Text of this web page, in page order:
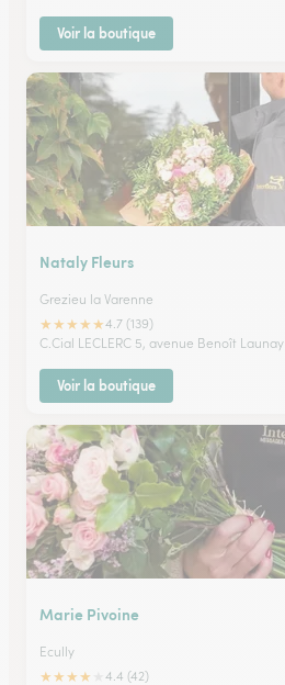
Voir la boutique
Nataly Fleurs
Grezieu la Varenne
★★★★★4.7 (139)
C.Cial LECLERC 5, avenue Benoît Launay
Voir la boutique
Marie Pivoine
Ecully
★★★★
4.4 (42)